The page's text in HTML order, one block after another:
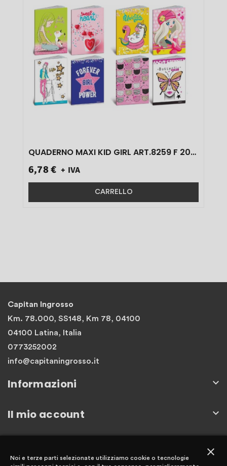
QUADERNO MAXI KID GIRL ART.8259 F 20+1
6,78 € + IVA
CARRELLO
Capitan Ingrosso
Km. 78.000, SS148, Km 78, 04100
04100 Latina, Italia
0773252002
info@capitaningrosso.it
Informazioni 
Il mio account 
close
Noi e terze parti selezionate utilizziamo cookie o tecnologie